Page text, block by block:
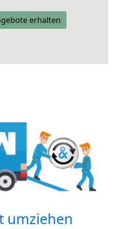
erhalten
umziehen